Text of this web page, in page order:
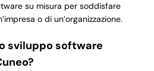
su misura per soddisfare
o di un’organizzazione.
sviluppo software